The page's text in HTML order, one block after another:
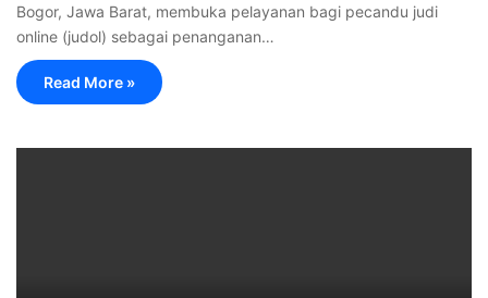
Bogor, Jawa Barat, membuka pelayanan bagi pecandu judi
online (judol) sebagai penanganan…
Read More »